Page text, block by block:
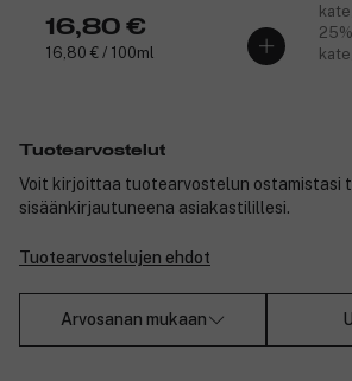
16,80 €
16,80 € / 100ml
Tuotearvostelut
Voit kirjoittaa tuotearvostelun ostamistasi
sisäänkirjautuneena asiakastilillesi.
Tuotearvostelujen ehdot
Arvosanan mukaan